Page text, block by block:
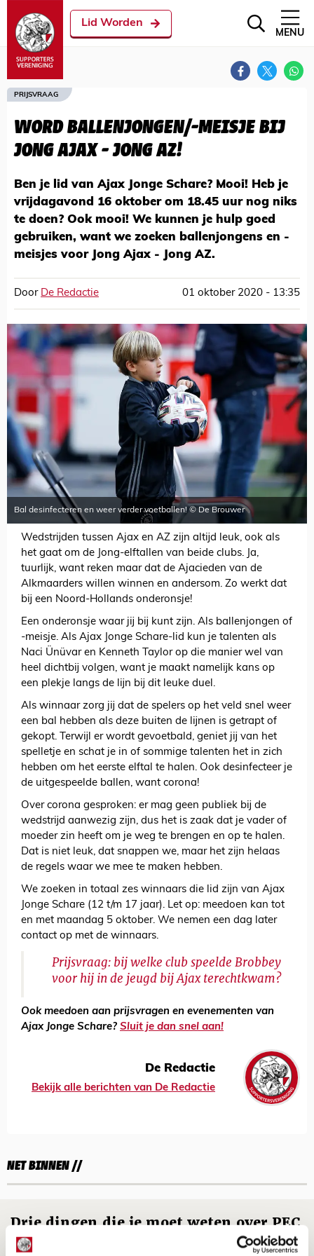
Lid Worden
MENU
PRIJSVRAAG
WORD BALLENJONGEN/-MEISJE BIJ
JONG AJAX - JONG AZ!
Ben je lid van Ajax Jonge Schare? Mooi! Heb je
vrijdagavond 16 oktober om 18.45 uur nog niks
te doen? Ook mooi! We kunnen je hulp goed
gebruiken, want we zoeken ballenjongens en -
meisjes voor Jong Ajax - Jong AZ.
Door De Redactie 01 oktober 2020 - 13:35
Bal desinfecteren en weer verder voetballen! © De Brouwer
Wedstrijden tussen Ajax en AZ zijn altijd leuk, ook als
het gaat om de Jong-elftallen van beide clubs. Ja,
tuurlijk, want reken maar dat de Ajacieden van de
Alkmaarders willen winnen en andersom. Zo werkt dat
bij een Noord-Hollands onderonsje!
Een onderonsje waar jij bij kunt zijn. Als ballenjongen of
-meisje. Als Ajax Jonge Schare-lid kun je talenten als
Naci Ünüvar en Kenneth Taylor op die manier wel van
heel dichtbij volgen, want je maakt namelijk kans op
een plekje langs de lijn bij dit leuke duel.
Als winnaar zorg jij dat de spelers op het veld snel weer
een bal hebben als deze buiten de lijnen is getrapt of
gekopt. Terwijl er wordt gevoetbald, geniet jij van het
spelletje en schat je in of sommige talenten het in zich
hebben om het eerste elftal te halen. Ook desinfecteer je
de uitgespeelde ballen, want corona!
Over corona gesproken: er mag geen publiek bij de
wedstrijd aanwezig zijn, dus het is zaak dat je vader of
moeder zin heeft om je weg te brengen en op te halen.
Dat is niet leuk, dat snappen we, maar het zijn helaas
de regels waar we mee te maken hebben.
We zoeken in totaal zes winnaars die lid zijn van Ajax
Jonge Schare (12 t/m 17 jaar). Let op: meedoen kan tot
en met maandag 5 oktober. We nemen een dag later
contact op met de winnaars.
Prijsvraag: bij welke club speelde Brobbey
voor hij in de jeugd bij Ajax terechtkwam?
Ook meedoen aan prijsvragen en evenementen van
Ajax Jonge Schare? Sluit je dan snel aan!
De Redactie
Bekijk alle berichten van De Redactie
NET BINNEN //
Drie dingen die je moet weten over PEC
Zwolle - Ajax